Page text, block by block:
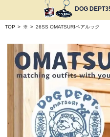
DOG
TOP > ※ > 26SS OMATSURIペアルック